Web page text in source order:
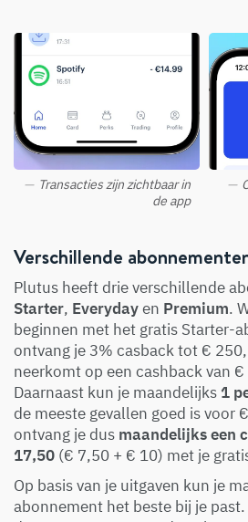
Transacties zijn zichtbaar in
de app
Verschillende
Plutus heeft drie verschillende
Starter, Everydayen Premium.
beginnen met het gratis Starter-
ontvang je 3% casback tot €
neerkomt op een cashback van
Daarnaast kun je maandelijks 1
de meeste gevallen goed is voor
ontvang je dus maandelijks een
17,50 (€ 7,50 + € 10) met je
Op basis van je uitgaven kun je
abonnement het beste bij je